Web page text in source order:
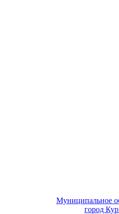
Муниципальное
город